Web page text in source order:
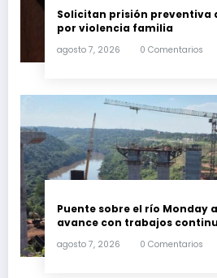
Solicitan prisión preventiva
por violencia familia
agosto 7, 2026 0 Comentarios
Puente sobre el río Monday
avance con trabajos
agosto 7, 2026 0 Comentarios